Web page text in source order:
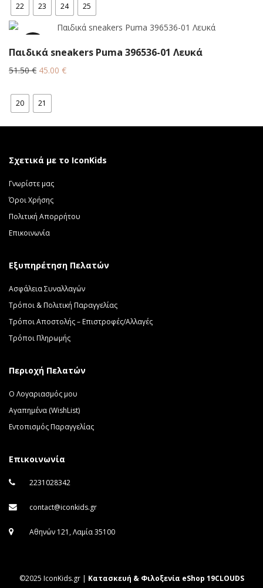
22 23 24 25
Παιδικά sneakers Puma 396536-01 Λευκά
51.50€ Original
was:
51.50 €.
45.00 €Η
20 21
Σχετικά με το IconKids
Γνωρίστε μας
Όροι Χρήσης
Πολιτική Απορρήτου
Επικοινωνία
Εξυπηρέτηση Πελατών
Ασφάλεια Συναλλαγών
Τρόποι & Πολιτική Παραγγελίας
Τρόποι Αποστολής – Επιστροφές/Αλλαγές
Τρόποι Πληρωμής
Περιοχή Πελατών
Ο Λογαριασμός μου
Αγαπημένα (WishList)
Εντοπισμός Παραγγελίας
Επικοινωνία
2231028342
contact@iconkids.gr
Αθηνών 121, Λαμία 35100
©2025 IconKids.gr | Κατασκευή & Φιλοξενία eShop 19CLOUDS